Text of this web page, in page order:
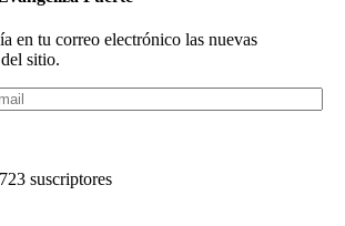
en tu correo electrónico las nuevas
sitio.
suscriptores